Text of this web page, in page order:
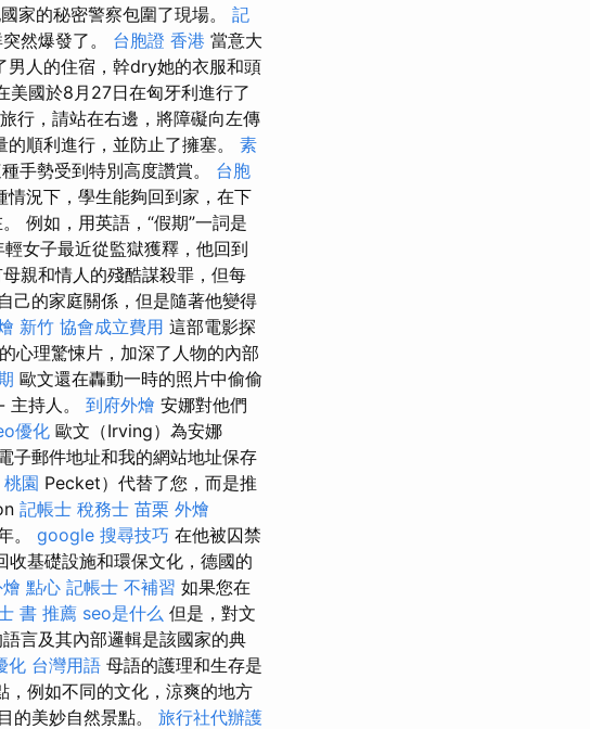
家的秘密警察包圍了現場。 記
然爆發了。 台胞證 香港 當意大
男人的住宿，幹dry她的衣服和頭
美國於8月27日在匈牙利進行了
行，請站在右邊，將障礙向左傳
順利進行，並防止了擁塞。 素
手勢受到特別高度讚賞。 台胞
況下，學生能夠回到家，在下
例如，用英語，“假期”一詞是
女子最近從監獄獲釋，他回到
親和情人的殘酷謀殺罪，但每
己的家庭關係，但是隨著他變得
新竹 協會成立費用 這部電影探
心理驚悚片，加深了人物的內部
歐文還在轟動一時的照片中偷偷
- 主持人。 到府外燴 安娜對他們
優化 歐文（Irving）為安娜
子郵件地址和我的網站地址保存
園 Pecket）代替了您，而是推
記帳士 稅務士 苗栗 外燴
。 google 搜尋技巧 在他被囚禁
基礎設施和環保文化，德國的
點心 記帳士 不補習 如果您在
書 推薦 seo是什么 但是，對文
言及其內部邏輯是該國家的典
化 台灣用語 母語的護理和生存是
，例如不同的文化，涼爽的地方
的美妙自然景點。 旅行社代辦護